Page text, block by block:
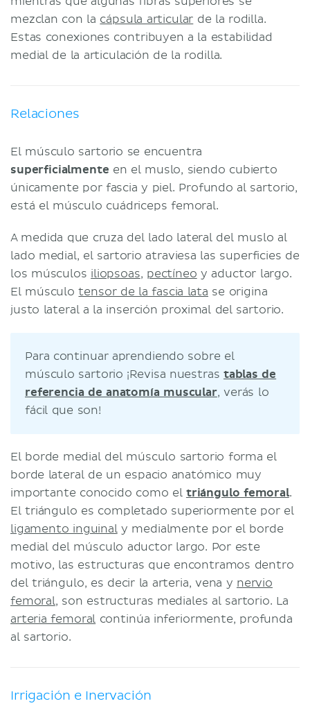
mezclan con la cápsula articular de la rodilla.
Estas conexiones contribuyen a la estabilidad
medial de la articulación de la rodilla.
Relaciones
El músculo sartorio se encuentra
superficialmente en el muslo, siendo cubierto
únicamente por fascia y piel. Profundo al sartorio,
está el músculo cuádriceps femoral.
A medida que cruza del lado lateral del muslo al
lado medial, el sartorio atraviesa las superficies de
los músculos iliopsoas, pectíneo y aductor largo.
El músculotensor de la fascia lata se origina
justo lateral a la inserción proximal del sartorio.
Para continuar aprendiendo sobre el
músculo sartorio ¡Revisa nuestras tablas de
referencia de anatomía muscular, verás lo
fácil que son!
El borde medial del músculo sartorio forma el
borde lateral de un espacio anatómico muy
importante conocido como el triángulo femoral.
El triángulo es completado superiormente por el
ligamento inguinaly medialmente por el borde
medial del músculo aductor largo. Por este
motivo, las estructuras que encontramos dentro
del triángulo, es decir la arteria, vena y nervio
femoral, son estructuras mediales al sartorio. La
arteria femoral continúa inferiormente, profunda
al sartorio.
Irrigación e Inervación